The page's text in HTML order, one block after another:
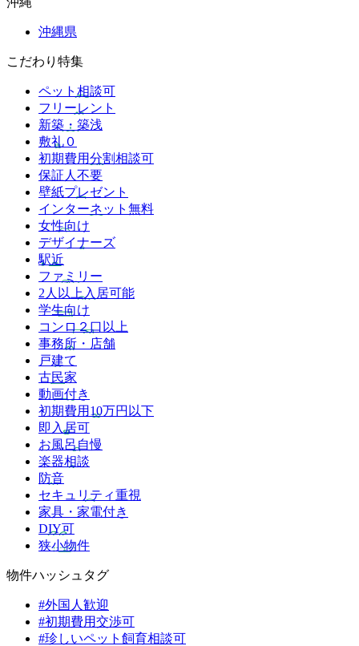
沖縄県
こだわり特集
ペット相談可
フリーレント
新築・築浅
敷礼０
初期費用分割相談可
保証人不要
壁紙プレゼント
インターネット無料
女性向け
デザイナーズ
駅近
ファミリー
2人以上入居可能
学生向け
コンロ２口以上
事務所・店舗
戸建て
古民家
動画付き
初期費用10万円以下
即入居可
お風呂自慢
楽器相談
防音
セキュリティ重視
家具・家電付き
DIY可
狭小物件
物件ハッシュタグ
#外国人歓迎
#初期費用交渉可
#珍しいペット飼育相談可